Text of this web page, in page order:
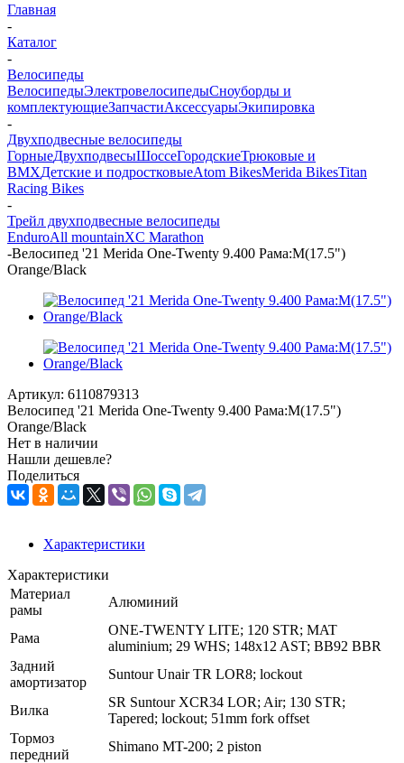
Главная
-
Каталог
-
Велосипеды
ВелосипедыЭлектровелосипедыCноуборды и
комплектующиеЗапчастиАксессуарыЭкипировка
-
Двухподвесные велосипеды
ГорныеДвухподвесыШоссеГородскиеТрюковые и
BMXДетские и подростковыеAtom BikesMerida BikesTitan
Racing Bikes
-
Трейл двухподвесные велосипеды
EnduroAll mountainXC Marathon
-Велосипед '21 Merida One-Twenty 9.400 Рама:M(17.5")
Orange/Black
Артикул: 6110879313
Велосипед '21 Merida One-Twenty 9.400 Рама:M(17.5")
Orange/Black
Нет в наличии
Нашли дешевле?
Поделиться
Характеристики
Характеристики
Материал
рамы
Алюминий
Рама
ONE-TWENTY LITE; 120 STR; MAT
aluminium; 29 WHS; 148x12 AST; BB92 BBR
Задний
амортизатор
Suntour Unair TR LOR8; lockout
Вилка
SR Suntour XCR34 LOR; Air; 130 STR;
Tapered; lockout; 51mm fork offset
Тормоз
передний
Shimano MT-200; 2 piston